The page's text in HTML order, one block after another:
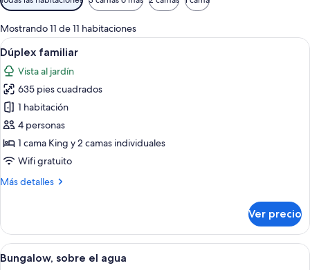
disponibles
para
las
habitaciones
Mostrando 11 de 11 habitaciones
Abrir
todas
las
fotos
de
Dúplex
familiar
Una habitación de hotel con dos
4
Dúplex familiar
Vista al jardín
635 pies cuadrados
1 habitación
4 personas
1 cama King y 2 camas individuales
Wifi gratuito
Más detalles
Más
familiar
Ver precio
Abrir
todas
Un dormitorio amplio con una cama
6
Bungalow, sobre el agua